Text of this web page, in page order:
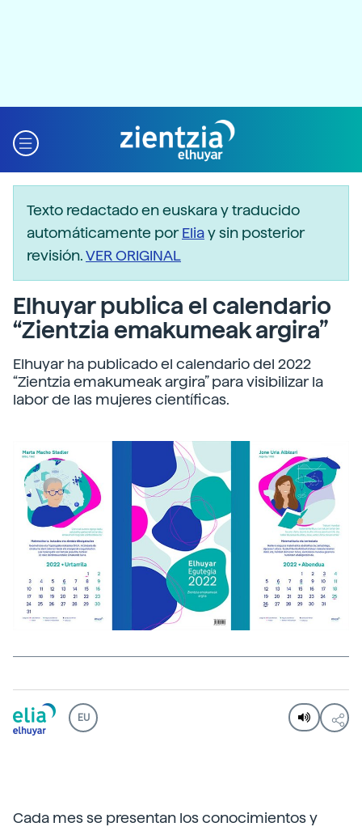
Texto redactado en euskara y traducido
automáticamente porEliay sin posterior
revisión.VER ORIGINAL
Elhuyar publica el calendario
“Zientzia emakumeak argira”
Elhuyar ha publicado el calendario del 2022
“Zientzia emakumeak argira” para visibilizar la
labor de las mujeres científicas.
EU
Cada mes se presentan los conocimientos y